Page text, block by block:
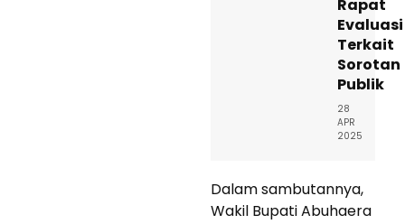
Rapat
Evaluasi
Terkait
Sorotan
Publik
28
APR
2025
Dalam sambutannya,
Wakil Bupati Abuhaera